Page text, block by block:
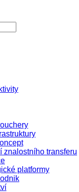
znalostního transferu
platformy